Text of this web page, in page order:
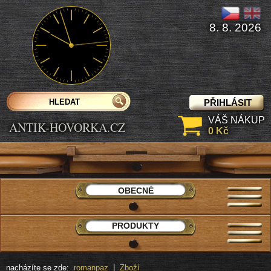
nacházíte se zde: romanpaz Zboží
ANTIK-HOVORKA.CZ
PŘIHLÁSIT
8. 8. 2026
VÁŠ NÁKUP
0 Kč
OBECNÉ
PRODUKTY